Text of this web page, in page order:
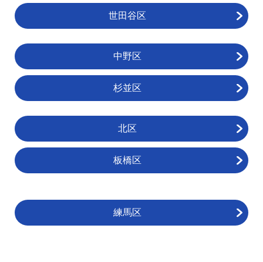
世田谷区
中野区
杉並区
北区
板橋区
練馬区